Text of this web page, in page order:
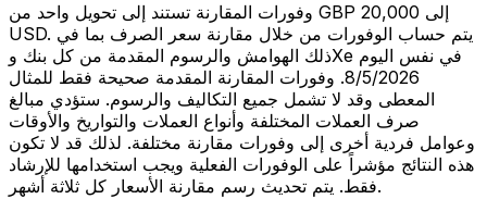
وفورات المقارنة تستند إلى تحويل واحد من GBP 20,000 إلى
USD. يتم حساب الوفورات من خلال مقارنة سعر الصرف بما في
ذلك الهوامش والرسوم المقدمة من كل بنك وXe في نفس اليوم
8/5/2026. وفورات المقارنة المقدمة صحيحة فقط للمثال
المعطى وقد لا تشمل جميع التكاليف والرسوم. ستؤدي مبالغ
صرف العملات المختلفة وأنواع العملات والتواريخ والأوقات
وعوامل فردية أخرى إلى وفورات مقارنة مختلفة. لذلك قد لا تكون
هذه النتائج مؤشراً على الوفورات الفعلية ويجب استخدامها للإرشاد
فقط. يتم تحديث رسم مقارنة الأسعار كل ثلاثة أشهر.